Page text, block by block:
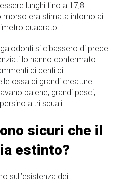
lunghi fino a 17,8
morso era stimata intorno ai
quadrato.
si cibassero di prede
lo hanno confermato
di denti di
ossa di grandi creature
balene, grandi pesci,
altri squali.
sicuri che il
estinto?
sull’esistenza dei